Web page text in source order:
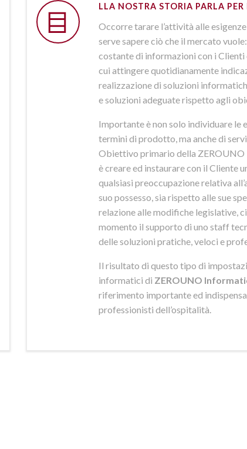
LLA NOSTRA STORIA PARLA PER
Occorre tarare l’attività alle
serve sapere ciò che il mercato
costante di informazioni con i
cui attingere quotidianamente
realizzazione di soluzioni
e soluzioni adeguate rispetto agli
Importante è non solo individuare le
termini di prodotto, ma anche di
Obiettivo primario della ZEROUNO
è creare ed instaurare con il Cliente
qualsiasi preoccupazione relativa
suo possesso, sia rispetto alle sue
relazione alle modifiche legislative,
momento il supporto di uno staff
delle soluzioni pratiche, veloci e
Il risultato di questo tipo di
informatici di ZEROUNO
riferimento importante ed
professionisti dell’ospitalità.